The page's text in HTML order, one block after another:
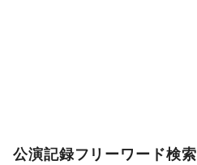
公演記録フリーワード検索